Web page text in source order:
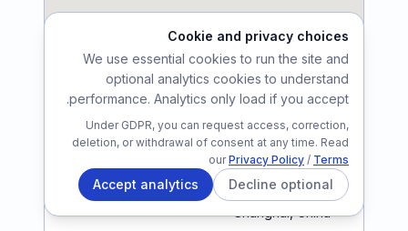
Cookie and privacy choices
We use essential cookies to run the site and
optional analytics cookies to understand
performance. Analytics only load if you accept.
Under GDPR, you can request access, correction,
deletion, or withdrawal of consent at any time. Read
our Privacy Policy / Terms
Decline optional
Accept analytics
Consulat général de
Consulate directly visa
application centre, Shanghai
Consulate
directly
LOCATION
Shanghai,China